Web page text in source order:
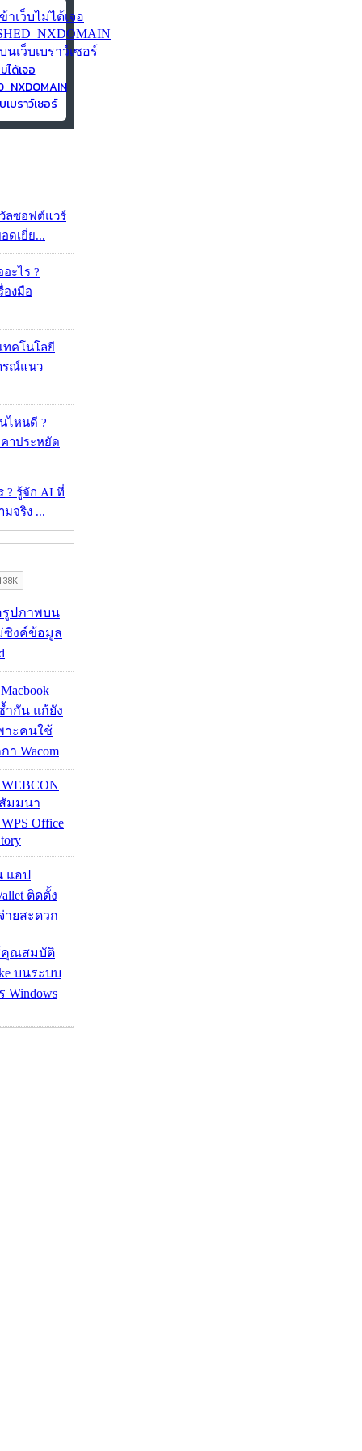
ได้เจอ
บราว์เซอร์
วัลซอฟต์แวร์
ดเยี่ย...
ะไร ?
องมือ
ทคโนโลยี
รณ์แนว
ไหนดี ?
าประหยัด
? รู้จัก AI ที่
จริง ...
รูปภาพบน
ซิงค์ข้อมูล
ำกัน แก้ยัง
าะคนใช้
า Wacom
WEBCON
มมนา
Office
แอป
ติดตั้ง
ายสะดวก
คุณสมบัติ
บนระบบ
Windows